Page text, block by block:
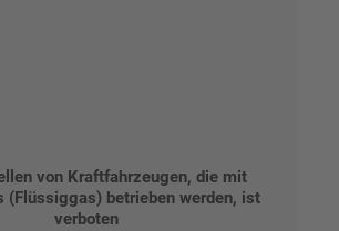
von Kraftfahrzeugen, die mit
(Flüssiggas) betrieben werden, ist
verboten